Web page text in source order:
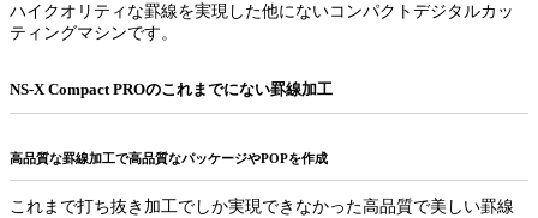
ハイクオリティな罫線を実現した他にないコンパクトデジタルカッ
ティングマシンです。
NS-X Compact PROのこれまでにない罫線加工
高品質な罫線加工で高品質なパッケージやPOPを作成
これまで打ち抜き加工でしか実現できなかった高品質で美しい罫線